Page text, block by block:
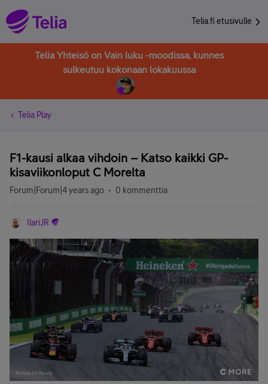
Telia.fi etusivulle
Telia Yhteisö on Vain luku -moodissa, kunnes
sulkeutuu kokonaan lokakuussa
Telia Play
F1-kausi alkaa vihdoin – Katso kaikki GP-
kisaviikonloput C Morelta
Forum|Forum|4 years ago 0 kommenttia
IlariJR